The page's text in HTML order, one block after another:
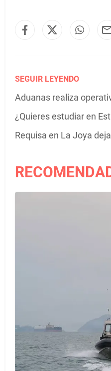
SEGUIR LEYENDO
Aduanas realiza
¿Quieres estudiar en
Requisa en La Joya